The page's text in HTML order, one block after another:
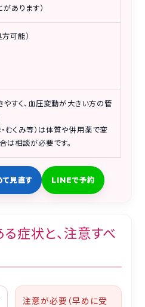
あります）
可能）
やすく、血圧変動が大きい方の管
むくみ等）は体質や併用薬で変
は相談が必要です。
見直す LINEで予約
症状と、注意すべ
注意が必要（早めに受